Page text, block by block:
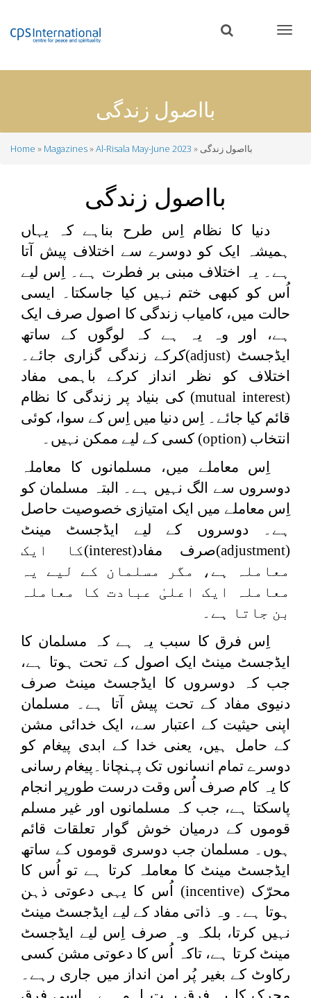
content
بااصول زندگی
Home Magazines Al-Risala May-June 2023 بااصول زندگی
بااصول زندگی
دنیا کا نظام اِس طرح بناہے کہ یہاں
ہمیشہ ایک کو دوسرے سے اختلاف پیش آتا
ہے۔ یہ اختلاف مبنی بر فطرت ہے۔ اِس لیے
اُس کو کبھی ختم نہیں کیا جاسکتا۔ ایسی
حالت میں، کامیاب زندگی کا اصول صرف ایک
ہے، اور وہ یہ ہے کہ لوگوں کے ساتھ
ایڈجسٹ (adjust)کرکے زندگی گزاری جائے۔
اختلاف کو نظر انداز کرکے باہمی مفاد
(
mutual interest) کی بنیاد پر زندگی کا نظام
قائم کیا جائے۔ اِس دنیا میں اِس کے سوا، کوئی
انتخاب (option) کسی کے لیے ممکن نہیں۔
اِس معاملے میں، مسلمانوں کا معاملہ
دوسروں سے الگ نہیں ہے۔ البتہ مسلمان کو
اِس معاملے میں ایک امتیازی خصوصیت حاصل
ہے۔ دوسروں کے لیے ایڈجسٹ مینٹ
(
adjustment)صرف مفاد(interest)کا ایک
معاملہ ہے، مگر مسلمان کے لیے یہ
معاملہ ایک اعلیٰ عبادت کا معاملہ
بن جاتا ہے۔
اِس فرق کا سبب یہ ہے کہ مسلمان کا
ایڈجسٹ مینٹ ایک اصول کے تحت ہوتا ہے،
جب کہ دوسروں کا ایڈجسٹ مینٹ صرف
دنیوی مفاد کے تحت پیش آتا ہے۔ مسلمان
اپنی حیثیت کے اعتبار سے، ایک خدائی مشن
کے حامل ہیں، یعنی خدا کے ابدی پیغام کو
دوسرے تمام انسانوں تک پہنچانا۔پیغام رسانی
کا یہ کام صرف اُس وقت درست طورپر انجام
پاسکتا ہے، جب کہ مسلمانوں اور غیر مسلم
قوموں کے درمیان خوش گوار تعلقات قائم
ہوں۔ مسلمان جب دوسری قوموں کے ساتھ
ایڈجسٹ مینٹ کا معاملہ کرتا ہے تو اُس کا
محرّک (incentive) اُس کا یہی دعوتی ذہن
ہوتا ہے۔ وہ ذاتی مفاد کے لیے ایڈجسٹ مینٹ
نہیں کرتا، بلکہ وہ صرف اِس لیے ایڈجسٹ
مینٹ کرتا ہے، تاکہ اُس کا دعوتی مشن کسی
رکاوٹ کے بغیر پُر امن انداز میں جاری رہے۔